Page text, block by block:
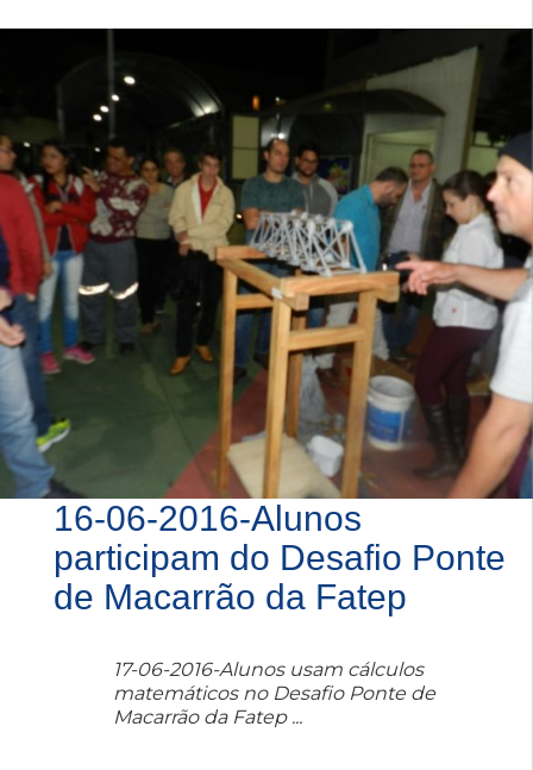
16-06-2016-Alunos
participam do Desafio Ponte
de Macarrão da Fatep
17-06-2016-Alunos usam cálculos
matemáticos no Desafio Ponte de
Macarrão da Fatep ...